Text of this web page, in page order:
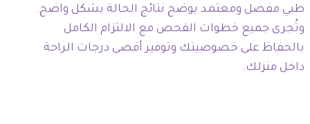
طبي مفصل ومعتمد يوضح نتائج الحالة بشكل واضح.
وتُجرى جميع خطوات الفحص مع الالتزام الكامل
بالحفاظ على خصوصيتك وتوفير أقصى درجات الراحة
داخل منزلك.